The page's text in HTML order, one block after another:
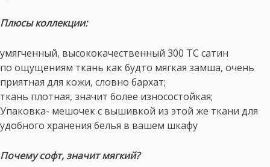
Плюсы коллекции:
умягченный, высококачественный 300 ТС сатин
по ощущениям ткань как будто мягкая замша, очень
приятная для кожи, словно бархат;
ткань плотная, значит более износостойкая;
Упаковка- мешочек с вышивкой из этой же ткани для
удобного хранения белья в вашем шкафу
Почему софт, значит мягкий?